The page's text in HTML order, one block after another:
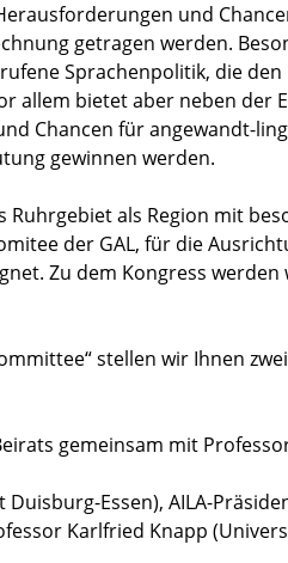
und
getragen werden.
Sprachenpolitik, die den
allem bietet aber neben der
Chancen für angewandt-
gewinnen werden.
als Region mit
der GAL, für die
Zu dem Kongress werden
stellen wir Ihnen
gemeinsam mit
Essen), AILA-
Karlfried Knapp